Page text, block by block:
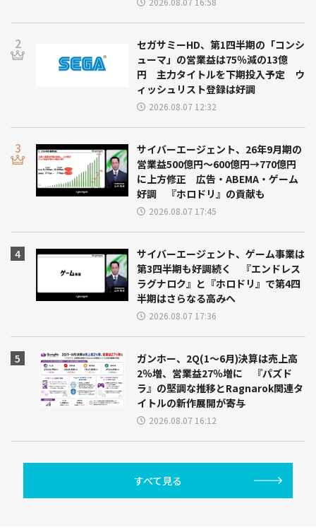
セガサミーHD、第1四半期の「コンシ
ューマ」の営業益は75％減の13億
円 主力タイトルを下期投入予定 ウ
ィッシュリスト登録は好調
2026.08.07 12:32
サイバーエージェント、26年9月期の
営業益500億円～600億円→770億円
に上方修正 広告・ABEMA・ゲーム
好調 『ホロドリ』の貢献も
2026.08.07 17:45
サイバーエージェント、ゲーム事業は
第3四半期も好調続く 『エンドレス
ラグナロク』と『ホロドリ』で第4四
半期はさらなる高みへ
2026.08.07 17:36
ガンホー、2Q(1～6月)決算は売上高
2％増、営業益27％増に 『パズド
ラ』の堅調な推移とRagnarok関連タ
イトルの新作展開が寄与
2026.08.07 16:12
すべて見る